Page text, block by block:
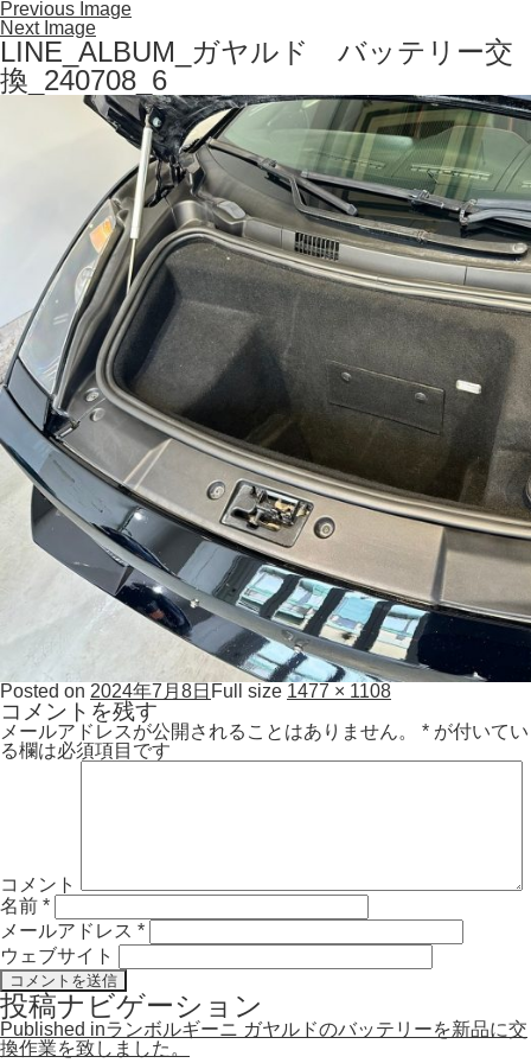
Previous Image
Next Image
LINE_ALBUM_ガヤルド バッテリー交
換_240708_6
Posted on 2024年7月8日 Full size 1477 × 1108
コメントを残す
メールアドレスが公開されることはありません。 * が付いてい
る欄は必須項目です
コメント
名前 *
メールアドレス *
ウェブサイト
投稿ナビゲーション
Published inランボルギーニ ガヤルドのバッテリーを新品に交
換作業を致しました。